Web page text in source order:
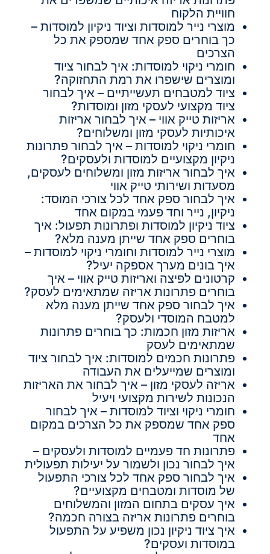
חוויית הלקוח
מוצרי נייר למוסדות וציוד ניקיון למוסדות –
כך בוחרים ספק אחד שמספק את כל
הצרכים
חומרי ניקוי למוסדות: איך לבחור ציוד
ומוצרים שישפרו את רמת התחזוקה?
ציוד למטבחים תעשייתיים – איך לבחור
ציוד מקצועי לעסקי מזון ומוסדות?
אריזות טייק אווי – איך לבחור אריזות
איכותיות לעסקי מזון ומשלוחים?
חומרי ניקוי למוסדות – איך לבחור פתרונות
ניקיון מקצועיים למוסדות ולעסקים?
איך לבחור אריזות מזון ומשלוחים לעסקים,
מסעדות ושירותי טייק אווי
איך לבחור ספק אחד לכל צורכי המוסד:
ניקיון, נייר וחד פעמי במקום אחד
ציוד ניקיון למוסדות ופתרונות תפעול: איך
בוחרים ספק אחד שייתן מענה מלא?
מוצרי נייר למוסדות וחומרי ניקוי למוסדות –
איך בונים מערך אספקה יעיל?
קרטונים לפיצה ואריזות טייק אווי – איך
בוחרים פתרונות אריזה שמתאימים לעסק?
איך לבחור ספק אחד שייתן מענה מלא
למטבח המוסדי ולעסק?
אריזות מזון חכמות: כך בוחרים פתרונות
שמתאימים לעסק
פתרונות חכמים למוסדות: איך לבחור ציוד
ומוצרים שמייעלים את העבודה
אריזה לעסקי מזון – איך לבחור את האריזות
הנכונות לשירות מקצועי ויעיל
חומרי ניקוי וציוד למוסדות – איך לבחור
ספק אחד שמספק את כל הצרכים במקום
אחד
פתרונות חד פעמיים למוסדות ולעסקים –
איך לבחור נכון ולשמור על יעילות תפעולית
איך לבחור ספק אחד לכל צורכי התפעול
של מוסדות ומטבחים מקצועיים?
איך עסקים בתחום המזון והמשלוחים
בוחרים פתרונות אריזה בצורה חכמה?
איך ציוד ניקיון נכון משפיע על התפעול
במוסדות ועסקים?